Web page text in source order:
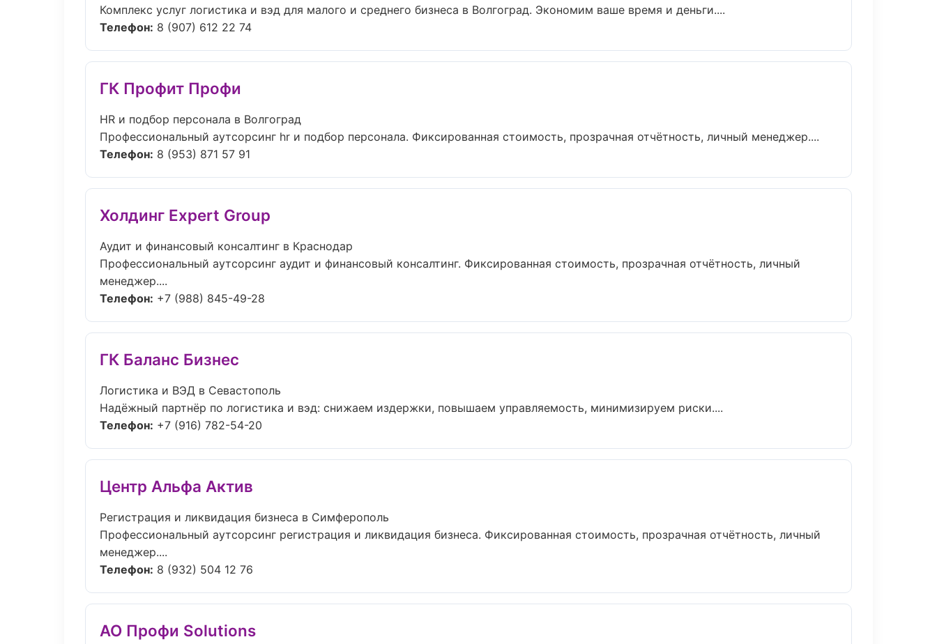
Комплекс услуг логистика и вэд для малого и среднего бизнеса в Волгоград. Экономим ваше время и деньги....
Телефон: 8 (907) 612 22 74
ГК Профит Профи
HR и подбор персонала в Волгоград
Профессиональный аутсорсинг hr и подбор персонала. Фиксированная стоимость, прозрачная отчётность, личный менеджер....
Телефон: 8 (953) 871 57 91
Холдинг Expert Group
Аудит и финансовый консалтинг в Краснодар
Профессиональный аутсорсинг аудит и финансовый консалтинг. Фиксированная стоимость, прозрачная отчётность, личный
менеджер....
Телефон: +7 (988) 845-49-28
ГК Баланс Бизнес
Логистика и ВЭД в Севастополь
Надёжный партнёр по логистика и вэд: снижаем издержки, повышаем управляемость, минимизируем риски....
Телефон: +7 (916) 782-54-20
Центр Альфа Актив
Регистрация и ликвидация бизнеса в Симферополь
Профессиональный аутсорсинг регистрация и ликвидация бизнеса. Фиксированная стоимость, прозрачная отчётность, личный
менеджер....
Телефон: 8 (932) 504 12 76
АО Профи Solutions